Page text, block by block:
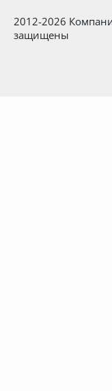
2012-2026
защищены